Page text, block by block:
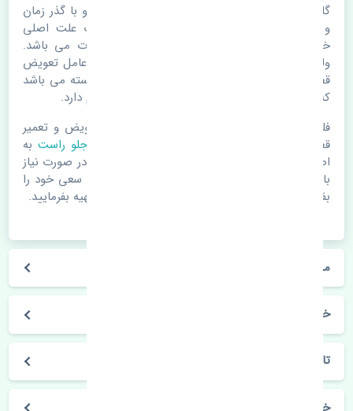
گلگیر جلو راست رنو تالیسمان اصلی. قطعات خودرو با گذر زمان
و طی مسافت مستحلک می شوند. اغلب اوقات علت اصلی
خرابی لوازم یدکی اتومبیل مستحلک شدن قطعات می باشد.
ولی دلایلی مثل تصادفات و حوادث نیز می تواند عامل تعویض
قطعات یدکی باشد. خودرو مجموعه ای به هم پیوسته می باشد
که هر قطعه روی قطعه یا قطعات دیگر تاثیر مستقیم دارد.
فلذا در صورت خرابی در اسرع زمان نسبت به تعویض و تعمیر
قطعات یدکی اقدام فرمایید. در زمان
خرید گلگیر جلو راست به
اصلی بودن و کیفیت قطعات بسیار توجه بفرمایید. در صورت نیاز
با مکانیک و کارشناسان در این زمینه مشورت کنید. سعی خود را
بفرمایید تا قطعات یدکی را از فروشگاه های معتبر تهیه بفرمایید.
مشخصات فنی گلگیر جلو راست رنو تالیسمان اصلی
خودروسازی رنو
تالیسمان